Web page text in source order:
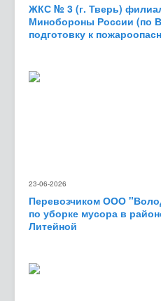
ЖКС № 3 (г. Тверь)
Минобороны России (по
подготовку к
23-06-2026
Перевозчиком ООО
по уборке мусора в
Литейной